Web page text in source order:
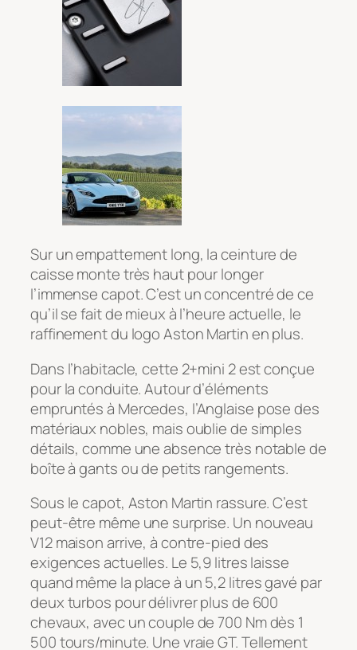
Sur un empattement long, la ceinture de
caisse monte très haut pour longer
l’immense capot. C’est un concentré de ce
qu’il se fait de mieux à l’heure actuelle, le
raffinement du logo Aston Martin en plus.
Dans l’habitacle, cette 2+mini 2 est conçue
pour la conduite. Autour d’éléments
empruntés à Mercedes, l’Anglaise pose des
matériaux nobles, mais oublie de simples
détails, comme une absence très notable de
boîte à gants ou de petits rangements.
Sous le capot, Aston Martin rassure. C’est
peut-être même une surprise. Un nouveau
V12 maison arrive, à contre-pied des
exigences actuelles. Le 5,9 litres laisse
quand même la place à un 5,2 litres gavé par
deux turbos pour délivrer plus de 600
chevaux, avec un couple de 700 Nm dès 1
500 tours/minute. Une vraie GT. Tellement